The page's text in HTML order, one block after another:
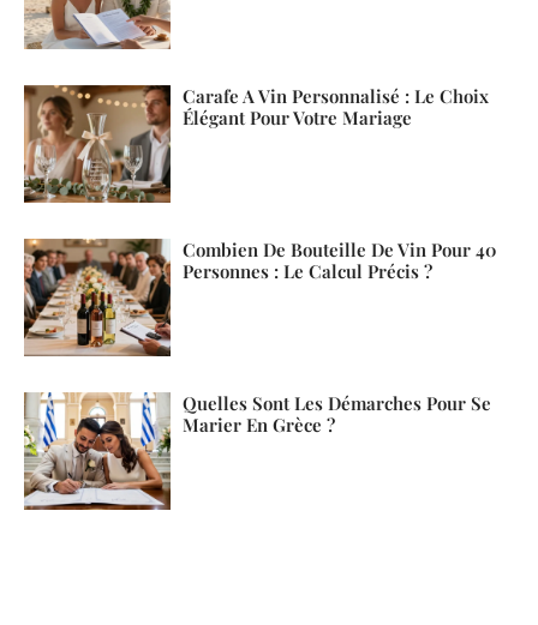
Carafe A Vin Personnalisé : Le Choix
Élégant Pour Votre Mariage
Combien De Bouteille De Vin Pour 40
Personnes : Le Calcul Précis ?
Quelles Sont Les Démarches Pour Se
Marier En Grèce ?